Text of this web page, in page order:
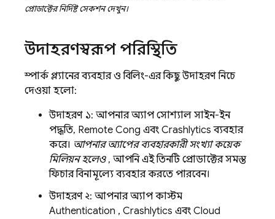
প্রোডাক্টের নির্দিষ্ট সেকশন দেখুন।
উদাহরণস্বরূপ পরিস্থিতি
স্পার্ক প্ল্যানের ব্যবহার ও বিলিং-এর কিছু উদাহরণ নিচে
দেওয়া হলো:
উদাহরণ ১: আপনার অ্যাপ সোশ্যাল সাইন-ইন
পদ্ধতি, Remote Config এবং Crashlytics ব্যবহার
করে। আপনার অ্যাপের ব্যবহারকারী সংখ্যা কয়েক
মিলিয়ন হলেও, আপনি এই তিনটি প্রোডাক্টের সমস্ত
ফিচার বিনামূল্যে ব্যবহার করতে পারবেন।
উদাহরণ ২: আপনার অ্যাপ কাস্টম
Authentication , Crashlytics এবং Cloud